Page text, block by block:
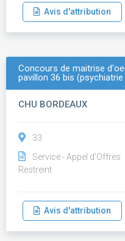
Avis d'attribution
Concours de maitrise
pavillon 36 bis
CHU BORDEAUX
33
Service - Appel d'Offres
Restreint
Avis d'attribution